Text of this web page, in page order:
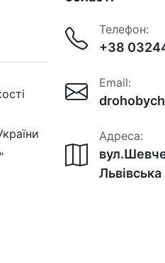
Телефон:
+38
Email:
Адреса: